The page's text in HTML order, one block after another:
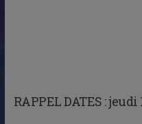
RAPPEL DATES :jeudi